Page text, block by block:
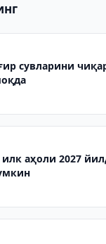
сувларини
аҳоли 2027